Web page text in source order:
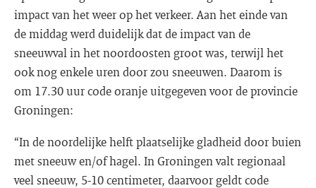
impact van het weer op het verkeer. Aan het einde van
de middag werd duidelijk dat de impact van de
sneeuwval in het noordoosten groot was, terwijl het
ook nog enkele uren door zou sneeuwen. Daarom is
om 17.30 uur code oranje uitgegeven voor de provincie
Groningen:
“In de noordelijke helft plaatselijke gladheid door buien
met sneeuw en/of hagel. In Groningen valt regionaal
veel sneeuw, 5-10 centimeter, daarvoor geldt code